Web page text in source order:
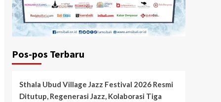
Pos-pos Terbaru
Sthala Ubud Village Jazz Festival 2026 Resmi
Ditutup, Regenerasi Jazz, Kolaborasi Tiga